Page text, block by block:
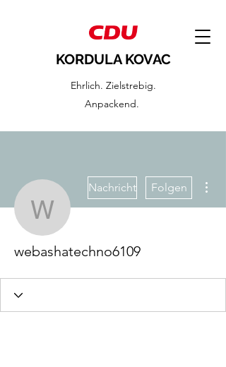
KORDULA KOVAC
Ehrlich. Zielstrebig.
Anpackend.
Nachricht Folgen
webashatechno6109